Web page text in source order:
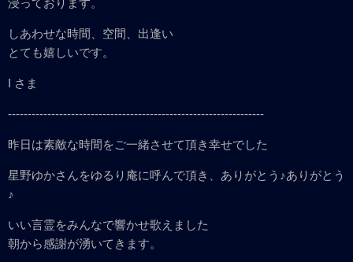
浸っております。
しあわせな時間、空間、出逢い
とても嬉しいです。
I さま
-----------------------------------------------------------------
昨日は素敵な時間をご一緒させて頂き幸せでした
星野ゆかさんをゆるり庵に呼んで頂き、ありがとう♪ありがとう
♪
いい言霊をみんなで響かせ歌えました
朝から感謝が湧いてきます。